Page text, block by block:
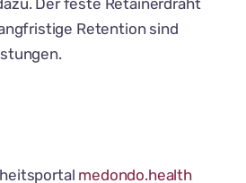
Der feste Retainerdraht
Retention sind
medondo.health